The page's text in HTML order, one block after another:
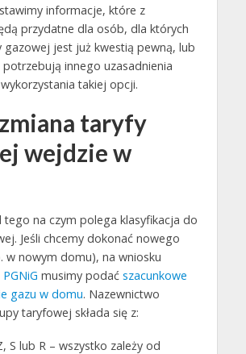
informacje, które z
przydatne dla osób, dla których
gazowej jest już kwestią pewną, lub
innego uzasadnienia
takiej opcji.
taryfy
wejdzie w
tego na czym polega klasyfikacja do
Jeśli chcemy dokonać nowego
w nowym domu), na wniosku
PGNiG musimy podać szacunkowe
gazu w domu. Nazewnictwo
taryfowej składa się z:
S lub R – wszystko zależy od